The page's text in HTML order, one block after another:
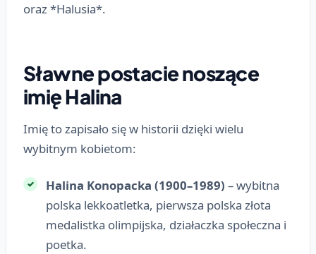
oraz *Halusia*.
Sławne postacie noszące
imię Halina
Imię to zapisało się w historii dzięki wielu
wybitnym kobietom:
Halina Konopacka (1900–1989) – wybitna
polska lekkoatletka, pierwsza polska złota
medalistka olimpijska, działaczka społeczna i
poetka.